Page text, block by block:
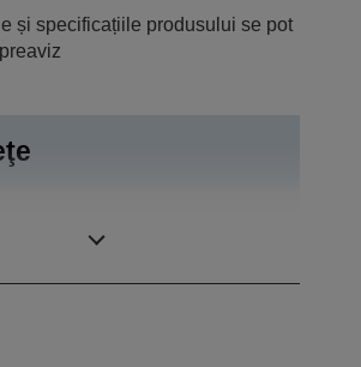
și specificațiile produsului se pot